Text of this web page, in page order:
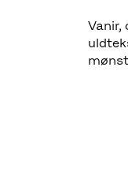
Vanir,